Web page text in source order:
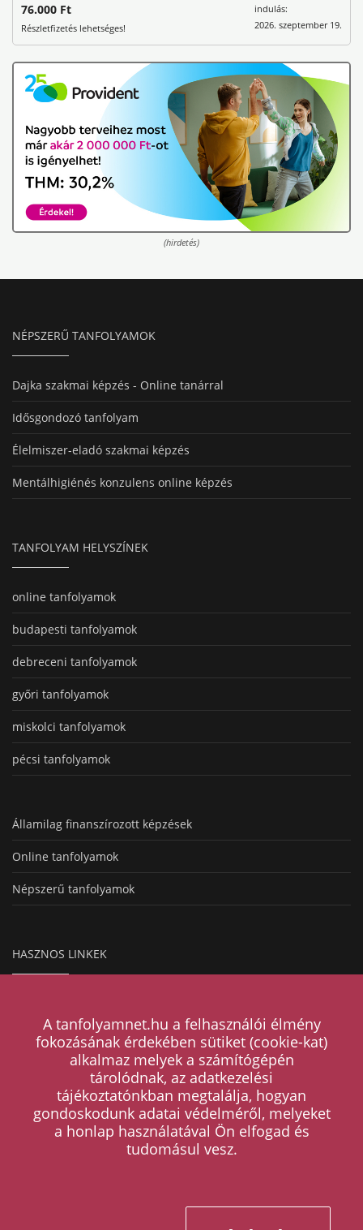
indulás:
2026. szeptember 19.
76.000 Ft
Részletfizetés lehetséges!
(hirdetés)
NÉPSZERŰ TANFOLYAMOK
Dajka szakmai képzés - Online tanárral
Idősgondozó tanfolyam
Élelmiszer-eladó szakmai képzés
Mentálhigiénés konzulens online képzés
TANFOLYAM HELYSZÍNEK
online tanfolyamok
budapesti tanfolyamok
debreceni tanfolyamok
győri tanfolyamok
miskolci tanfolyamok
pécsi tanfolyamok
Államilag finanszírozott képzések
Online tanfolyamok
Népszerű tanfolyamok
HASZNOS LINKEK
Magazin
Kapcsolat
A tanfolyamnet.hu a felhasználói élmény
fokozásának érdekében sütiket (cookie-kat)
alkalmaz melyek a számítógépén
tárolódnak, az adatkezelési
tájékoztatónkban megtalálja, hogyan
gondoskodunk adatai védelméről, melyeket
a honlap használatával Ön elfogad és
tudomásul vesz.